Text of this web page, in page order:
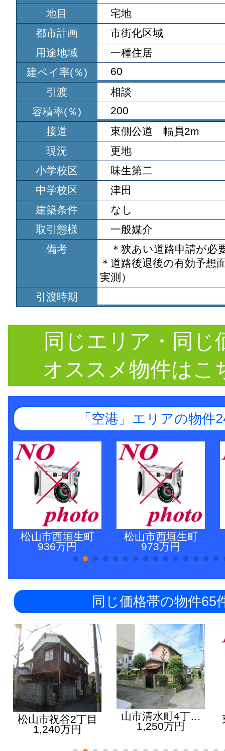
地目
宅地
都市計画
市街化区域
用途地域
一種住居
建ペイ率(％)
60
引渡
相談
容積率(％)
200
接道
東側公道 幅員2m
現況
更地
小学校区
味生第二
中学校区
津田
建築条件
なし
取引態様
一般媒介
備考
＊狭あい道路申請が必
＊道路後退後の有効予想
実測）
引渡時期
同じエリア・同じ
オススメ物件はこ
「空港」エリアの物件
松山市西垣生町
936万円
松山市西垣生町
973万円
同じ価格帯の物件65
松山市祝谷2丁目
1,240万円
山市清水町4丁…
1,250万円